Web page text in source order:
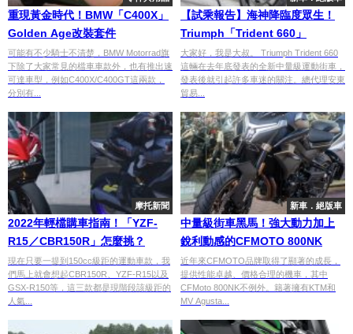
重現黃金時代！BMW「C400X」
Golden Age改裝套件
可能有不少騎士不清楚，BMW Motorrad旗
下除了大家常見的檔車車款外，也有推出速
可達車型，例如C400X/C400GT這兩款，
分別有...
【試乘報告】海神降臨度眾生！
Triumph「Trident 660」
大家好，我是大叔。 Triumph Trident 660
這輛在去年底發表的全新中量級運動街車，
發表後就引起許多車迷的關注。總代理安東
貿易...
摩托新聞
2022年輕檔購車指南！「YZF-
R15／CBR150R」怎麼挑？
現在只要一提到150cc級距的運動車款，我
們馬上就會想起CBR150R、YZF-R15以及
GSX-R150等，這三款都是現階段該級距的
人氣...
新車．絕版車
中量級街車黑馬！強大動力加上
銳利動感的CFMOTO 800NK
近年來CFMOTO品牌取得了顯著的成長，
提供性能卓越、價格合理的機車，其中
CFMoto 800NK不例外。籍著擁有KTM和
MV Agusta...